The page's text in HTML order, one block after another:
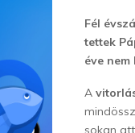
Fél
tettek
éve nem
A
sokan